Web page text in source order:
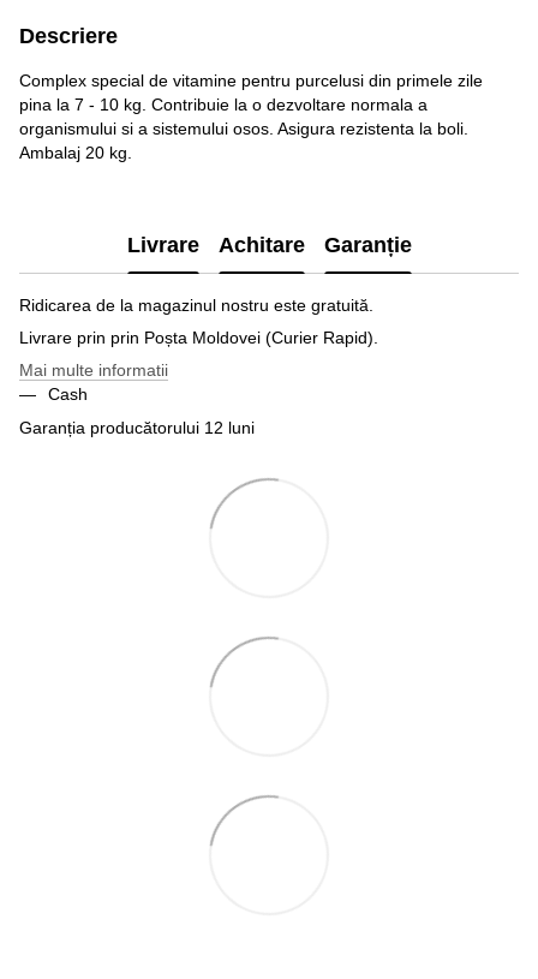
Descriere
Complex special de vitamine pentru purcelusi din primele zile
pina la 7 - 10 kg. Contribuie la o dezvoltare normala a
organismului si a sistemului osos. Asigura rezistenta la boli.
Ambalaj 20 kg.
Livrare Achitare Garanție
Ridicarea de la magazinul nostru este gratuită.
Livrare prin prin Poșta Moldovei (Curier Rapid).
Mai multe informatii
Cash
Garanția producătorului 12 luni